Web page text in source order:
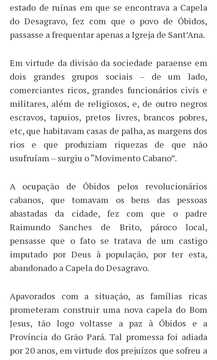
estado de ruínas em que se encontrava a Capela
do Desagravo, fez com que o povo de Óbidos,
passasse a frequentar apenas a Igreja de Sant’Ana.
Em virtude da divisão da sociedade paraense em
dois grandes grupos sociais – de um lado,
comerciantes ricos, grandes funcionários civis e
militares, além de religiosos, e, de outro negros
escravos, tapuios, pretos livres, brancos pobres,
etc, que habitavam casas de palha, as margens dos
rios e que produziam riquezas de que não
usufruíam – surgiu o “Movimento Cabano”.
A ocupação de Óbidos pelos revolucionários
cabanos, que tomavam os bens das pessoas
abastadas da cidade, fez com que o padre
Raimundo Sanches de Brito, pároco local,
pensasse que o fato se tratava de um castigo
imputado por Deus à população, por ter esta,
abandonado a Capela do Desagravo.
Apavorados com a situação, as famílias ricas
prometeram construir uma nova capela do Bom
Jesus, tão logo voltasse a paz à Óbidos e a
Província do Grão Pará. Tal promessa foi adiada
por 20 anos, em virtude dos prejuízos que sofreu a